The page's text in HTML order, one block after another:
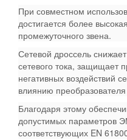
При совместном
достигается более
промежуточного звена.
Сетевой дроссель
сетевого тока, защищает
негативных воздействий
влиянию
Благодаря этому
допустимых параметров
соответствующих EN